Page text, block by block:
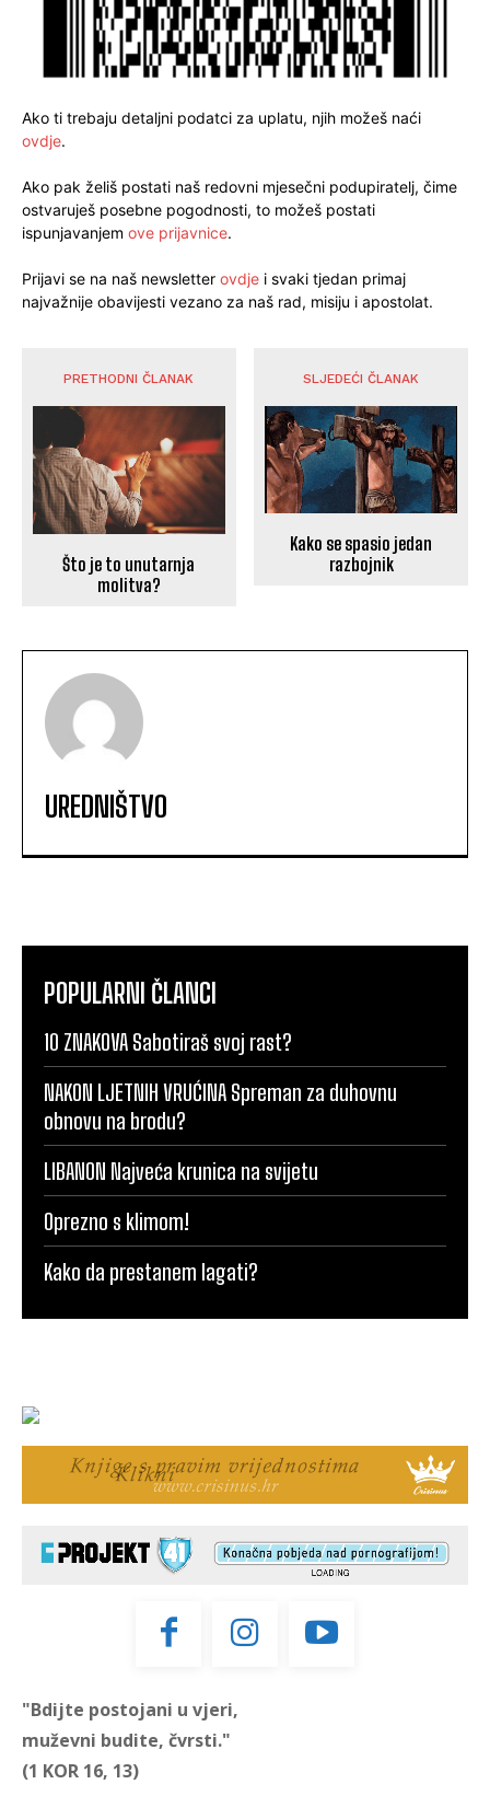
Ako ti trebaju detaljni podatci za uplatu, njih možeš naći
ovdje.
Ako pak želiš postati naš redovni mjesečni podupiratelj, čime
ostvaruješ posebne pogodnosti, to možeš postati
ispunjavanjem ove prijavnice.
Prijavi se na naš newsletter ovdje i svaki tjedan primaj
najvažnije obavijesti vezano za naš rad, misiju i apostolat.
PRETHODNI ČLANAK
Što je to unutarnja
molitva?
SLJEDEĆI ČLANAK
Kako se spasio jedan
razbojnik
UREDNIŠTVO
POPULARNI ČLANCI
10 ZNAKOVA Sabotiraš svoj rast?
NAKON LJETNIH VRUĆINA Spreman za duhovnu
obnovu na brodu?
LIBANON Najveća krunica na svijetu
Oprezno s klimom!
Kako da prestanem lagati?
"Bdijte postojani u vjeri,
muževni budite, čvrsti."
(1 KOR 16, 13)